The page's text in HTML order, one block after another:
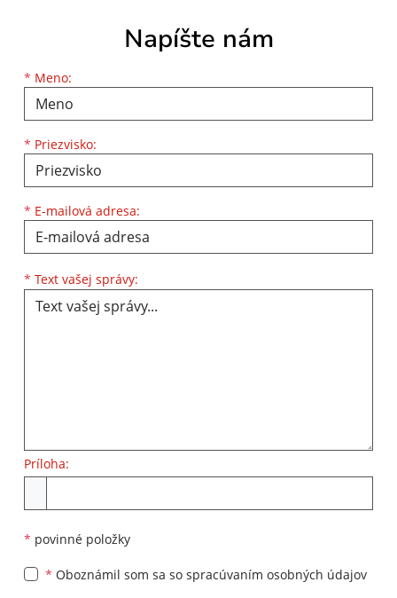
Napíšte nám
* Meno:
Meno
* Priezvisko:
Priezvisko
* E-mailová adresa:
E-mailová adresa
* Text vašej správy:
Príloha:
* povinné položky
* Oboznámil som sa so spracúvaním osobných údajov